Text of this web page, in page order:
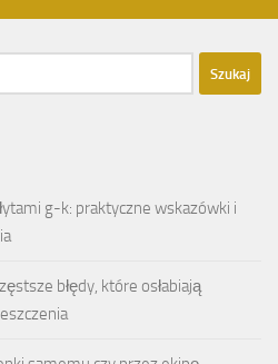
g-k: praktyczne wskazówki i
błędy, które osłabiają